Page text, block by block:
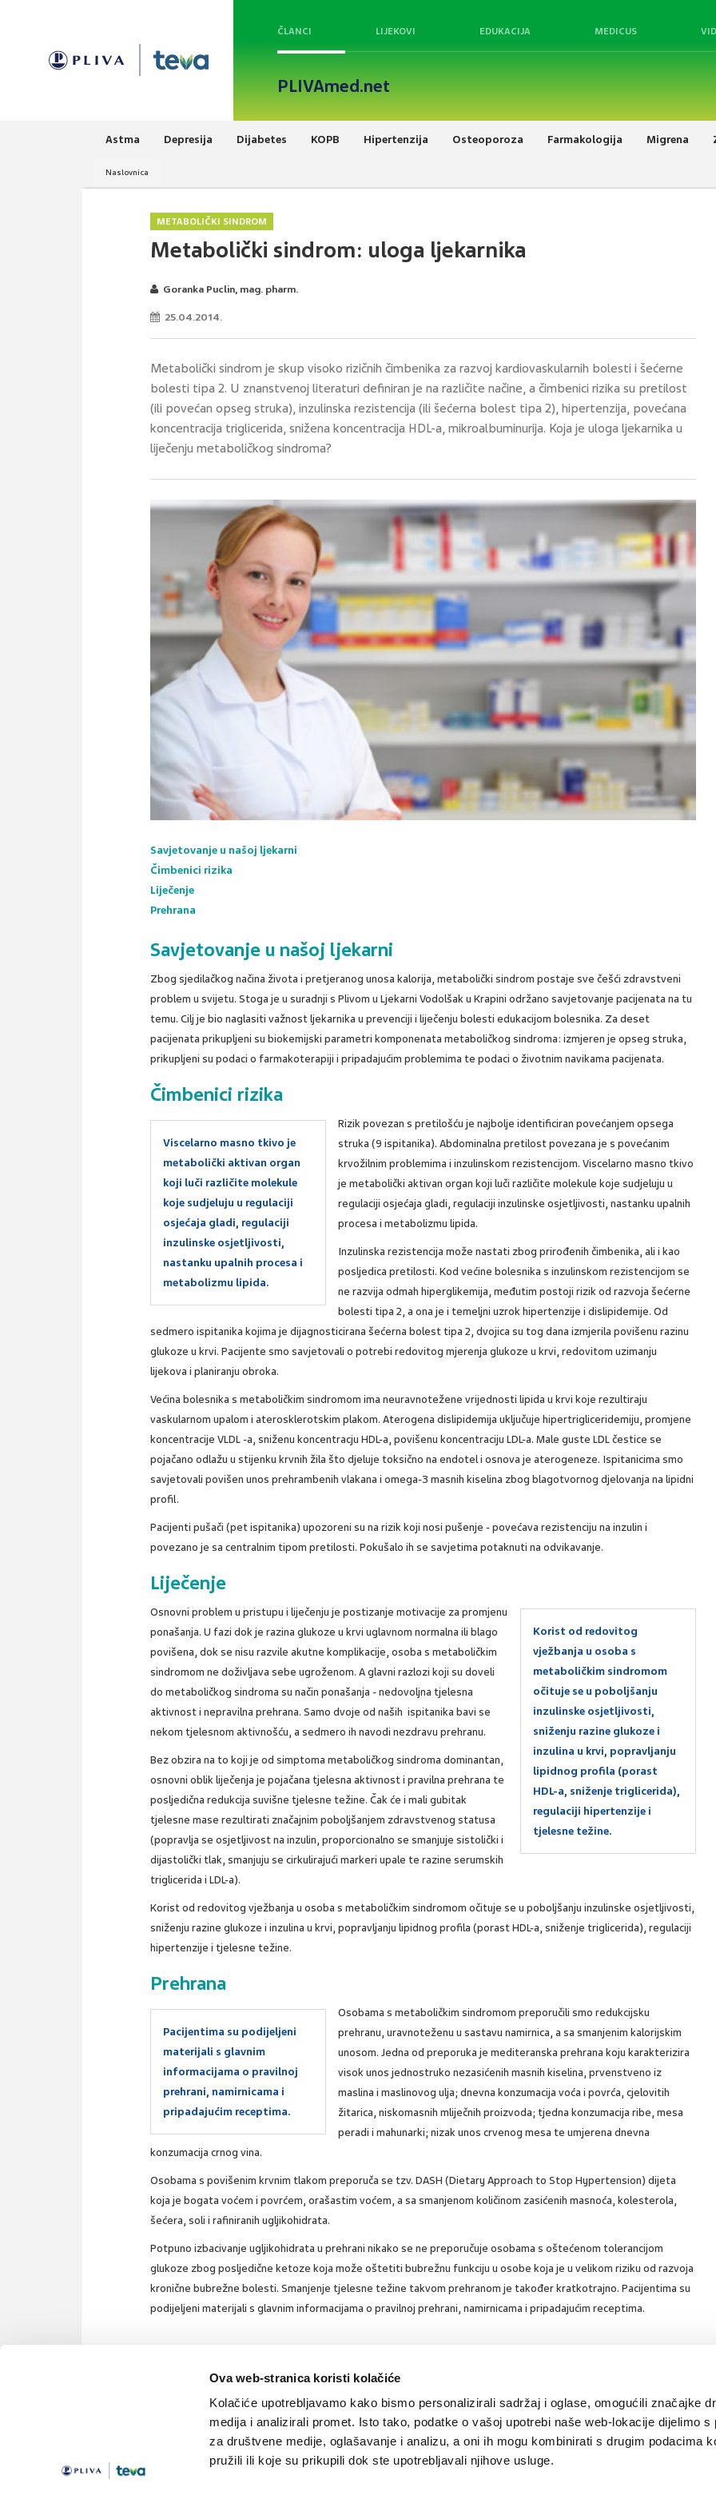
Ova web-stranica koristi kolačiće
Kolačiće upotrebljavamo kako bismo personalizirali sadržaj i oglase, omogućili značajke
medija i analizirali promet. Isto tako, podatke o vašoj upotrebi naše web-lokacije dijelimo s
za društvene medije, oglašavanje i analizu, a oni ih mogu kombinirati s drugim podacima
pružili ili koje su prikupili dok ste upotrebljavali njihove usluge.
ČLANCI LIJEKOVI EDUKACIJA MEDICUS
PLIVAmed.net
Astma Depresija Dijabetes KOPB Hipertenzija Osteoporoza Farmakologija Migrena
Naslovnica
METABOLIČKI SINDROM
Metabolički sindrom: uloga ljekarnika
Goranka Puclin, mag. pharm.
25.04.2014.
Metabolički sindrom je skup visoko rizičnih čimbenika za razvoj kardiovaskularnih bolesti i šećerne
bolesti tipa 2. U znanstvenoj literaturi definiran je na različite načine, a čimbenici rizika su pretilost
(ili povećan opseg struka), inzulinska rezistencija (ili šećerna bolest tipa 2), hipertenzija, povećana
koncentracija triglicerida, snižena koncentracija HDL-a, mikroalbuminurija. Koja je uloga ljekarnika u
liječenju metaboličkog sindroma?
Savjetovanje u našoj ljekarni
Čimbenici rizika
Liječenje
Prehrana
Savjetovanje u našoj ljekarni
Zbog sjedilačkog načina života i pretjeranog unosa kalorija, metabolički sindrom postaje sve češći zdravstveni
problem u svijetu. Stoga je u suradnji s Plivom u Ljekarni Vodolšak u Krapini održano savjetovanje pacijenata na tu
temu. Cilj je bio naglasiti važnost ljekarnika u prevenciji i liječenju bolesti edukacijom bolesnika. Za deset
pacijenata prikupljeni su biokemijski parametri komponenata metaboličkog sindroma: izmjeren je opseg struka,
prikupljeni su podaci o farmakoterapiji i pripadajućim problemima te podaci o životnim navikama pacijenata.
Čimbenici rizika
Viscelarno masno tkivo je
metabolički aktivan organ
koji luči različite molekule
koje sudjeluju u regulaciji
osjećaja gladi, regulaciji
inzulinske osjetljivosti,
nastanku upalnih procesa i
metabolizmu lipida.
Rizik povezan s pretilošću je najbolje identificiran povećanjem opsega
struka (9 ispitanika). Abdominalna pretilost povezana je s povećanim
krvožilnim problemima i inzulinskom rezistencijom. Viscelarno masno tkivo
je metabolički aktivan organ koji luči različite molekule koje sudjeluju u
regulaciji osjećaja gladi, regulaciji inzulinske osjetljivosti, nastanku upalnih
procesa i metabolizmu lipida.
Inzulinska rezistencija može nastati zbog prirođenih čimbenika, ali i kao
posljedica pretilosti. Kod većine bolesnika s inzulinskom rezistencijom se
ne razvija odmah hiperglikemija, međutim postoji rizik od razvoja šećerne
bolesti tipa 2, a ona je i temeljni uzrok hipertenzije i dislipidemije. Od
sedmero ispitanika kojima je dijagnosticirana šećerna bolest tipa 2, dvojica su tog dana izmjerila povišenu razinu
glukoze u krvi. Pacijente smo savjetovali o potrebi redovitog mjerenja glukoze u krvi, redovitom uzimanju
lijekova i planiranju obroka.
Većina bolesnika s metaboličkim sindromom ima neuravnotežene vrijednosti lipida u krvi koje rezultiraju
vaskularnom upalom i aterosklerotskim plakom. Aterogena dislipidemija uključuje hipertrigliceridemiju, promjene
koncentracije VLDL -a, sniženu koncentracju HDL-a, povišenu koncentraciju LDL-a. Male guste LDL čestice se
pojačano odlažu u stijenku krvnih žila što djeluje toksično na endotel i osnova je aterogeneze. Ispitanicima smo
savjetovali povišen unos prehrambenih vlakana i omega-3 masnih kiselina zbog blagotvornog djelovanja na lipidni
profil.
Pacijenti pušači (pet ispitanika) upozoreni su na rizik koji nosi pušenje - povećava rezistenciju na inzulin i
povezano je sa centralnim tipom pretilosti. Pokušalo ih se savjetima potaknuti na odvikavanje.
Liječenje
Korist od redovitog
vježbanja u osoba s
metaboličkim sindromom
očituje se u poboljšanju
inzulinske osjetljivosti,
sniženju razine glukoze i
inzulina u krvi, popravljanju
lipidnog profila (porast
HDL-a, sniženje triglicerida),
regulaciji hipertenzije i
tjelesne težine.
Osnovni problem u pristupu i liječenju je postizanje motivacije za promjenu
ponašanja. U fazi dok je razina glukoze u krvi uglavnom normalna ili blago
povišena, dok se nisu razvile akutne komplikacije, osoba s metaboličkim
sindromom ne doživljava sebe ugroženom. A glavni razlozi koji su doveli
do metaboličkog sindroma su način ponašanja - nedovoljna tjelesna
aktivnost i nepravilna prehrana. Samo dvoje od naših ispitanika bavi se
nekom tjelesnom aktivnošću, a sedmero ih navodi nezdravu prehranu.
Bez obzira na to koji je od simptoma metaboličkog sindroma dominantan,
osnovni oblik liječenja je pojačana tjelesna aktivnost i pravilna prehrana te
posljedična redukcija suvišne tjelesne težine. Čak će i mali gubitak
tjelesne mase rezultirati značajnim poboljšanjem zdravstvenog statusa
(popravlja se osjetljivost na inzulin, proporcionalno se smanjuje sistolički i
dijastolički tlak, smanjuju se cirkulirajući markeri upale te razine serumskih
triglicerida i LDL-a).
Korist od redovitog vježbanja u osoba s metaboličkim sindromom očituje se u poboljšanju inzulinske osjetljivosti,
sniženju razine glukoze i inzulina u krvi, popravljanju lipidnog profila (porast HDL-a, sniženje triglicerida), regulaciji
hipertenzije i tjelesne težine.
Prehrana
Pacijentima su podijeljeni
materijali s glavnim
informacijama o pravilnoj
prehrani, namirnicama i
pripadajućim receptima.
Osobama s metaboličkim sindromom preporučili smo redukcijsku
prehranu, uravnoteženu u sastavu namirnica, a sa smanjenim kalorijskim
unosom. Jedna od preporuka je mediteranska prehrana koju karakterizira
visok unos jednostruko nezasićenih masnih kiselina, prvenstveno iz
maslina i maslinovog ulja; dnevna konzumacija voća i povrća, cjelovitih
žitarica, niskomasnih mliječnih proizvoda; tjedna konzumacija ribe, mesa
peradi i mahunarki; nizak unos crvenog mesa te umjerena dnevna
konzumacija crnog vina.
Osobama s povišenim krvnim tlakom preporuča se tzv. DASH (Dietary Approach to Stop Hypertension) dijeta
koja je bogata voćem i povrćem, orašastim voćem, a sa smanjenom količinom zasićenih masnoća, kolesterola,
šećera, soli i rafiniranih ugljikohidrata.
Potpuno izbacivanje ugljikohidrata u prehrani nikako se ne preporučuje osobama s oštećenom tolerancijom
glukoze zbog posljedične ketoze koja može oštetiti bubrežnu funkciju u osobe koja je u velikom riziku od razvoja
kronične bubrežne bolesti. Smanjenje tjelesne težine takvom prehranom je također kratkotrajno. Pacijentima su
podijeljeni materijali s glavnim informacijama o pravilnoj prehrani, namirnicama i pripadajućim receptima.
metabolički sindrom ljekarnik